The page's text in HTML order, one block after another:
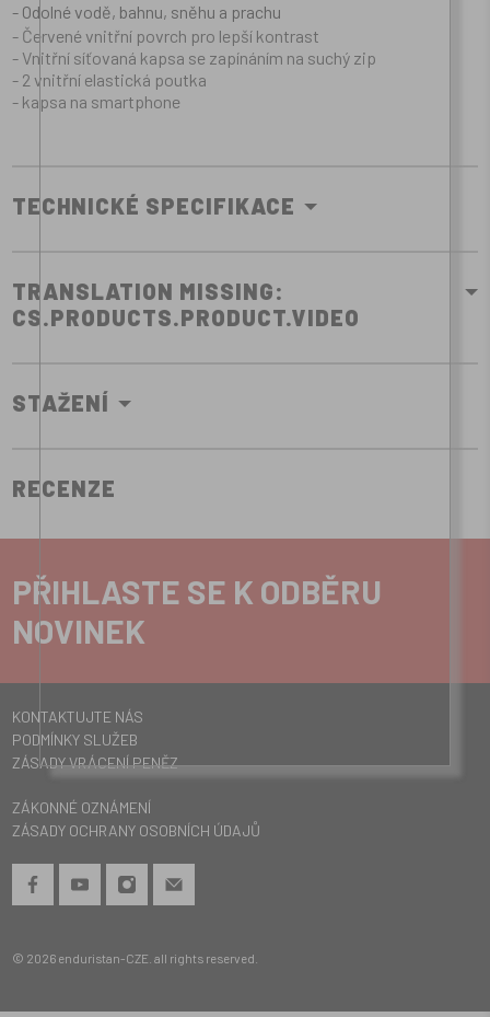
- Odolné vodě, bahnu, sněhu a prachu
- Červené vnitřní povrch pro lepší kontrast
- Vnitřní síťovaná kapsa se zapínáním na suchý zip
- 2 vnitřní elastická poutka
- kapsa na smartphone
TECHNICKÉ SPECIFIKACE
TRANSLATION MISSING:
CS.PRODUCTS.PRODUCT.VIDEO
STAŽENÍ
RECENZE
PŘIHLASTE SE K ODBĚRU
NOVINEK
KONTAKTUJTE NÁS
PODMÍNKY SLUŽEB
ZÁSADY VRÁCENÍ PENĚZ
ZÁKONNÉ OZNÁMENÍ
ZÁSADY OCHRANY OSOBNÍCH ÚDAJŮ
© 2026 enduristan-CZE all rights reserved.